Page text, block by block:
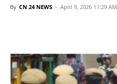
By CN 24 NEWS - April 9, 2026 11:29 AM